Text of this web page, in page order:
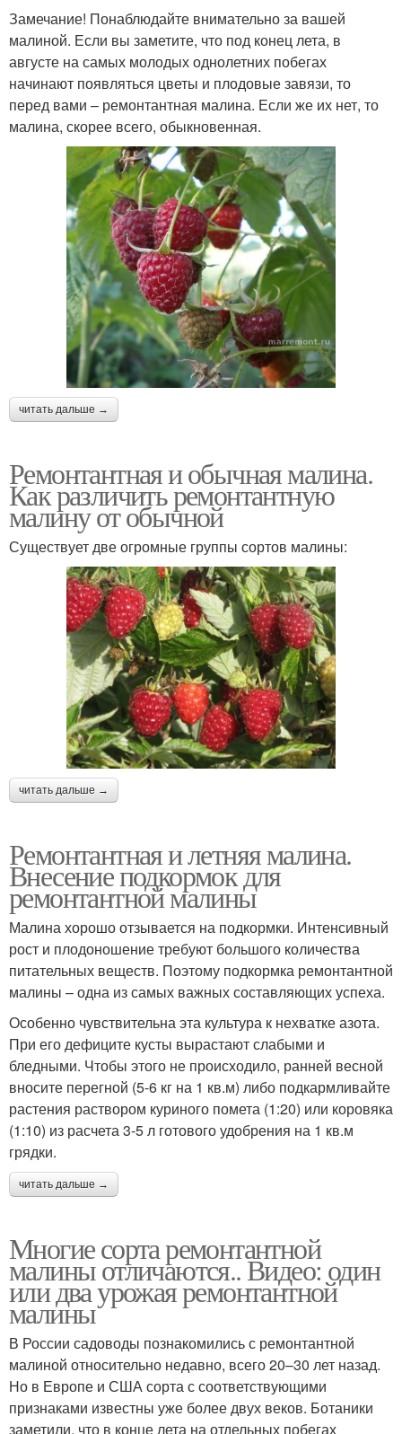
Замечание! Понаблюдайте внимательно за вашей
малиной. Если вы заметите, что под конец лета, в
августе на самых молодых однолетних побегах
начинают появляться цветы и плодовые завязи, то
перед вами – ремонтантная малина. Если же их нет, то
малина, скорее всего, обыкновенная.
читать дальше →
Ремонтантная и обычная малина.
Как различить ремонтантную
малину от обычной
Существует две огромные группы сортов малины:
читать дальше →
Ремонтантная и летняя малина.
Внесение подкормок для
ремонтантной малины
Малина хорошо отзывается на подкормки. Интенсивный
рост и плодоношение требуют большого количества
питательных веществ. Поэтому подкормка ремонтантной
малины – одна из самых важных составляющих успеха.
Особенно чувствительна эта культура к нехватке азота.
При его дефиците кусты вырастают слабыми и
бледными. Чтобы этого не происходило, ранней весной
вносите перегной (5-6 кг на 1 кв.м) либо подкармливайте
растения раствором куриного помета (1:20) или коровяка
(1:10) из расчета 3-5 л готового удобрения на 1 кв.м
грядки.
читать дальше →
Многие сорта ремонтантной
малины отличаются.. Видео: один
или два урожая ремонтантной
малины
В России садоводы познакомились с ремонтантной
малиной относительно недавно, всего 20–30 лет назад.
Но в Европе и США сорта с соответствующими
признаками известны уже более двух веков. Ботаники
заметили, что в конце лета на отдельных побегах